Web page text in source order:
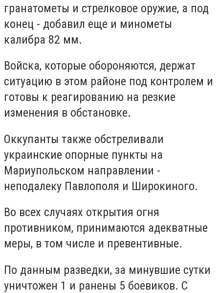
гранатометы и стрелковое оружие, а под
конец - добавил еще и минометы
калибра 82 мм.
Войска, которые обороняются, держат
ситуацию в этом районе под контролем и
готовы к реагированию на резкие
изменения в обстановке.
Оккупанты также обстреливали
украинские опорные пункты на
Мариупольском направлении -
неподалеку Павлополя и Широкиного.
Во всех случаях открытия огня
противником, принимаются адекватные
меры, в том числе и превентивные.
По данным разведки, за минувшие сутки
уничтожен 1 и ранены 5 боевиков. С